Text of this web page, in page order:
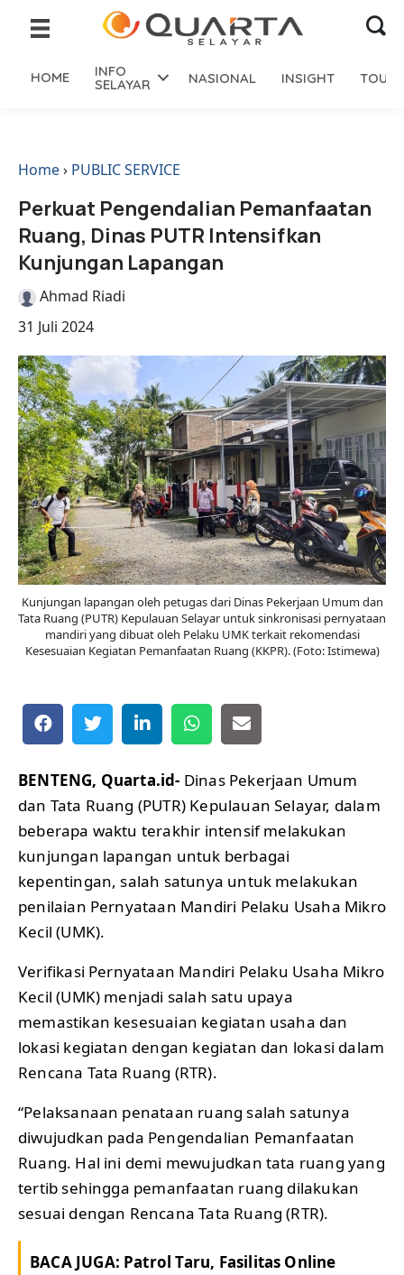
HOME INFO
SELAYAR NASIONAL INSIGHT
Home› PUBLIC SERVICE
Perkuat Pengendalian Pemanfaatan
Ruang, Dinas PUTR Intensifkan
Kunjungan Lapangan
Ahmad Riadi
31 Juli 2024
Kunjungan lapangan oleh petugas dari Dinas Pekerjaan Umum dan
Tata Ruang (PUTR) Kepulauan Selayar untuk sinkronisasi pernyataan
mandiri yang dibuat oleh Pelaku UMK terkait rekomendasi
Kesesuaian Kegiatan Pemanfaatan Ruang (KKPR). (Foto: Istimewa)
BENTENG, Quarta.id- Dinas Pekerjaan Umum
dan Tata Ruang (PUTR) Kepulauan Selayar, dalam
beberapa waktu terakhir intensif melakukan
kunjungan lapangan untuk berbagai
kepentingan, salah satunya untuk melakukan
penilaian Pernyataan Mandiri Pelaku Usaha Mikro
Kecil (UMK).
Verifikasi Pernyataan Mandiri Pelaku Usaha Mikro
Kecil (UMK) menjadi salah satu upaya
memastikan kesesuaian kegiatan usaha dan
lokasi kegiatan dengan kegiatan dan lokasi dalam
Rencana Tata Ruang (RTR).
“Pelaksanaan penataan ruang salah satunya
diwujudkan pada Pengendalian Pemanfaatan
Ruang. Hal ini demi mewujudkan tata ruang yang
tertib sehingga pemanfaatan ruang dilakukan
sesuai dengan Rencana Tata Ruang (RTR).
BACA JUGA: Patrol Taru, Fasilitas Online